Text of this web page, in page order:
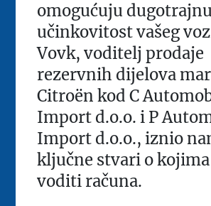
omogućuju dugotrajnu
učinkovitost vašeg
Vovk, voditelj prodaje
rezervnih dijelova
Citroën kod C
Import d.o.o. i P
Import d.o.o., iznio
ključne stvari o
voditi računa.